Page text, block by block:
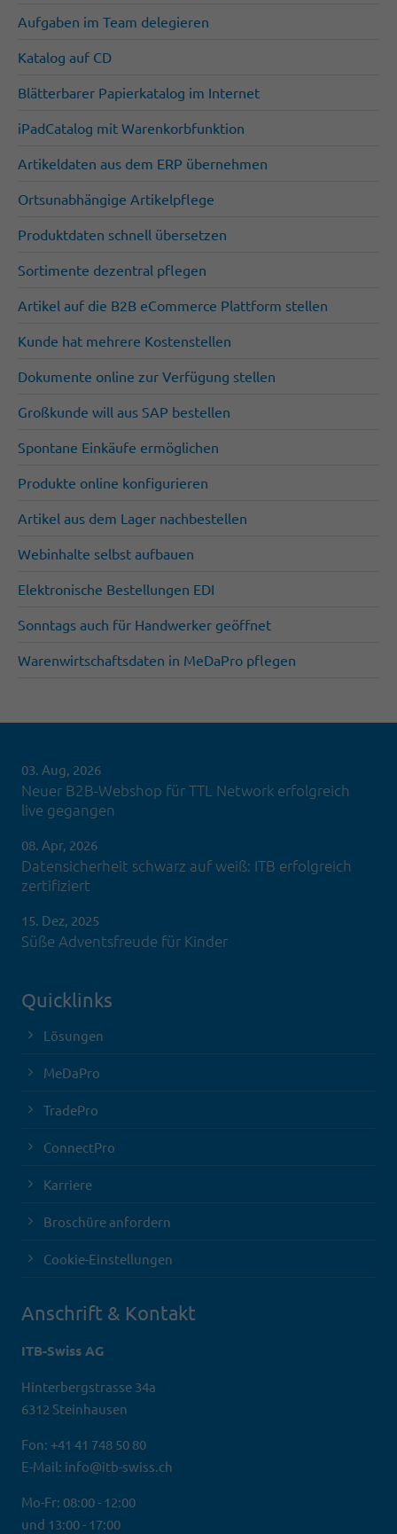
Aufgaben im Team delegieren
Katalog auf CD
Blätterbarer Papierkatalog im Internet
iPadCatalog mit Warenkorbfunktion
Artikeldaten aus dem ERP übernehmen
Ortsunabhängige Artikelpflege
Produktdaten schnell übersetzen
Sortimente dezentral pflegen
Artikel auf die B2B eCommerce Plattform stellen
Kunde hat mehrere Kostenstellen
Dokumente online zur Verfügung stellen
Großkunde will aus SAP bestellen
Spontane Einkäufe ermöglichen
Produkte online konfigurieren
Artikel aus dem Lager nachbestellen
Webinhalte selbst aufbauen
Elektronische Bestellungen EDI
Sonntags auch für Handwerker geöffnet
Warenwirtschaftsdaten in MeDaPro pflegen
03. Aug, 2026
Neuer B2B-Webshop für TTL Network erfolgreich
live gegangen
08. Apr, 2026
Datensicherheit schwarz auf weiß: ITB erfolgreich
zertifiziert
15. Dez, 2025
Süße Adventsfreude für Kinder
Quicklinks
Lösungen
MeDaPro
TradePro
ConnectPro
Karriere
Broschüre anfordern
Cookie-Einstellungen
Anschrift & Kontakt
ITB-Swiss AG
Hinterbergstrasse 34a
6312 Steinhausen
Fon: +41 41 748 50 80
E-Mail: info@itb-swiss.ch
Mo-Fr: 08:00 - 12:00
und 13:00 - 17:00